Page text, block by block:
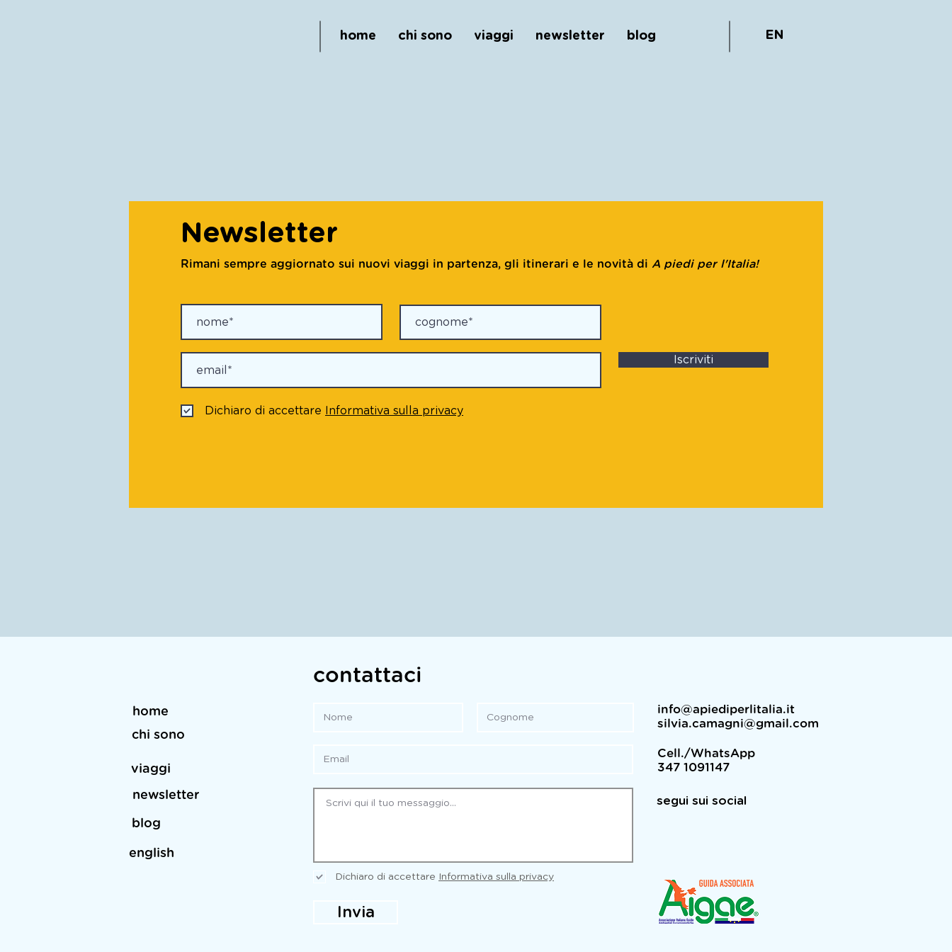
home chi sono viaggi newsletter blog EN
Newsletter
Rimani sempre aggiornato sui nuovi viaggi in partenza, gli itinerari e le novità di A piedi per l'Italia!
Iscriviti
Dichiaro di accettare Informativa sulla privacy
home
chi sono
viaggi
newsletter
blog
english
contattaci
Dichiaro di accettare Informativa sulla privacy
Invia
info@apiediperlitalia.it
silvia.camagni@gmail.com
Cell./WhatsApp
347 1091147
segui sui social